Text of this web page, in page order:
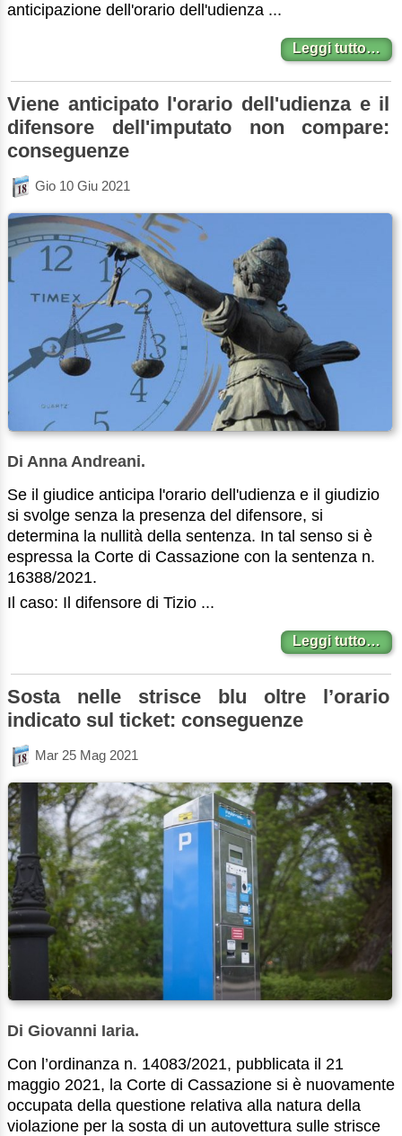
anticipazione dell'orario dell'udienza ...
Leggi tutto…
Viene anticipato l'orario dell'udienza e il
difensore dell'imputato non compare:
conseguenze
Gio 10 Giu 2021
Di Anna Andreani.
Se il giudice anticipa l'orario dell'udienza e il giudizio
si svolge senza la presenza del difensore, si
determina la nullità della sentenza. In tal senso si è
espressa la Corte di Cassazione con la sentenza n.
16388/2021.
Il caso: Il difensore di Tizio ...
Leggi tutto…
Sosta nelle strisce blu oltre l’orario
indicato sul ticket: conseguenze
Mar 25 Mag 2021
Di Giovanni Iaria.
Con l’ordinanza n. 14083/2021, pubblicata il 21
maggio 2021, la Corte di Cassazione si è nuovamente
occupata della questione relativa alla natura della
violazione per la sosta di un autovettura sulle strisce